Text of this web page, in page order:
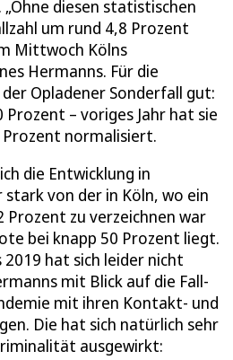
diesen statistischen
um rund 4,8 Prozent
Mittwoch Kölns
Hermanns. Für die
Opladener Sonderfall gut:
Prozent – voriges Jahr hat sie
Prozent normalisiert.
die Entwicklung in
von der in Köln, wo ein
Prozent zu verzeichnen war
bei knapp 50 Prozent liegt.
hat sich leider nicht
mit Blick auf die Fall-
mit ihren Kontakt- und
Die hat sich natürlich sehr
ausgewirkt: